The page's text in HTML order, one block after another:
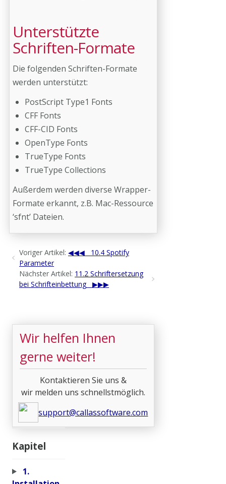
Unterstützte
Schriften-Formate
Die folgenden Schriften-Formate
werden unterstützt:
PostScript Type1 Fonts
CFF Fonts
CFF-CID Fonts
OpenType Fonts
TrueType Fonts
TrueType Collections
Außerdem werden diverse Wrapper-
Formate erkannt, z.B. Mac-Ressource
‘sfnt’ Dateien.
Voriger Artikel:
10.4 Spotify
Parameter
Nächster Artikel: 11.2 Schriftersetzung
bei Schrifteinbettung
Wir helfen Ihnen
gerne weiter!
Kontaktieren Sie uns &
wir melden uns schnellstmöglich.
support@callassoftware.com
Kapitel
1.